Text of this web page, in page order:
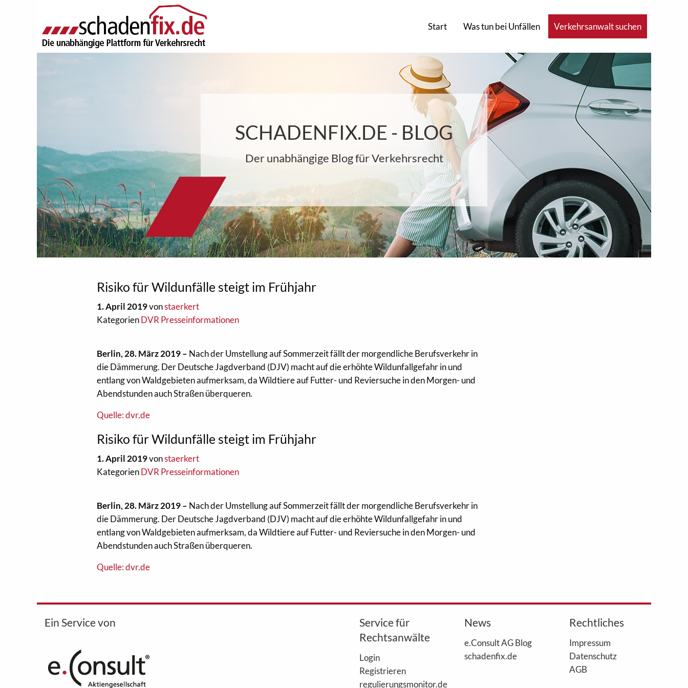
Start Was tun bei Unfällen Verkehrsanwalt suchen
SCHADENFIX.DE - BLOG
Der unabhängige Blog für Verkehrsrecht
Risiko für Wildunfälle steigt im Frühjahr
1. April 2019vonstaerkert
KategorienDVR Presseinformationen
Berlin, 28. März 2019 – Nach der Umstellung auf Sommerzeit fällt der morgendliche Berufsverkehr in
die Dämmerung. Der Deutsche Jagdverband (DJV) macht auf die erhöhte Wildunfallgefahr in und
entlang von Waldgebieten aufmerksam, da Wildtiere auf Futter- und Reviersuche in den Morgen- und
Abendstunden auch Straßen überqueren.
Quelle: dvr.de
Risiko für Wildunfälle steigt im Frühjahr
1. April 2019vonstaerkert
KategorienDVR Presseinformationen
Berlin, 28. März 2019 – Nach der Umstellung auf Sommerzeit fällt der morgendliche Berufsverkehr in
die Dämmerung. Der Deutsche Jagdverband (DJV) macht auf die erhöhte Wildunfallgefahr in und
entlang von Waldgebieten aufmerksam, da Wildtiere auf Futter- und Reviersuche in den Morgen- und
Abendstunden auch Straßen überqueren.
Quelle: dvr.de
Ein Service von
Service für
Rechtsanwälte
Login
Registrieren
regulierungsmonitor.de
News
e.Consult AG Blog
schadenfix.de
Rechtliches
Impressum
Datenschutz
AGB